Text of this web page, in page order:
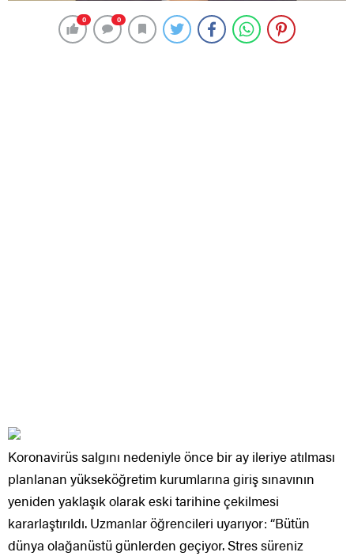
0 0
Koronavirüs salgını nedeniyle önce bir ay ileriye atılması
planlanan yükseköğretim kurumlarına giriş sınavının
yeniden yaklaşık olarak eski tarihine çekilmesi
kararlaştırıldı. Uzmanlar öğrencileri uyarıyor: “Bütün
dünya olağanüstü günlerden geçiyor. Stres süreniz